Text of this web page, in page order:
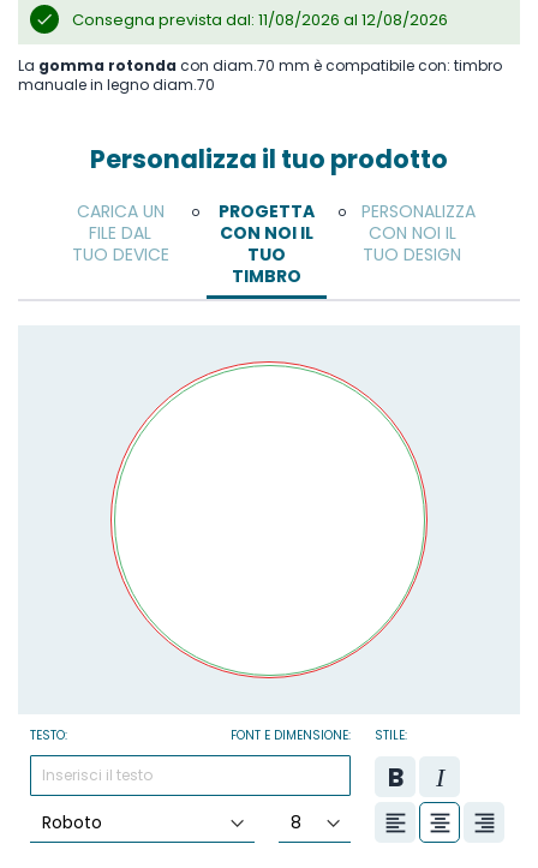
Consegna prevista dal: 11/08/2026 al 12/08/2026
La gomma rotonda con diam.70 mm è compatibile con: timbro
manuale in legno diam.70
Personalizza il tuo prodotto
CARICA UN
FILE DAL
TUO DEVICE
o
PROGETTA
CON NOI IL
TUO
TIMBRO
TESTO: FONT E DIMENSIONE: STILE:
o
PERSONALIZZA
CON NOI IL
TUO DESIGN